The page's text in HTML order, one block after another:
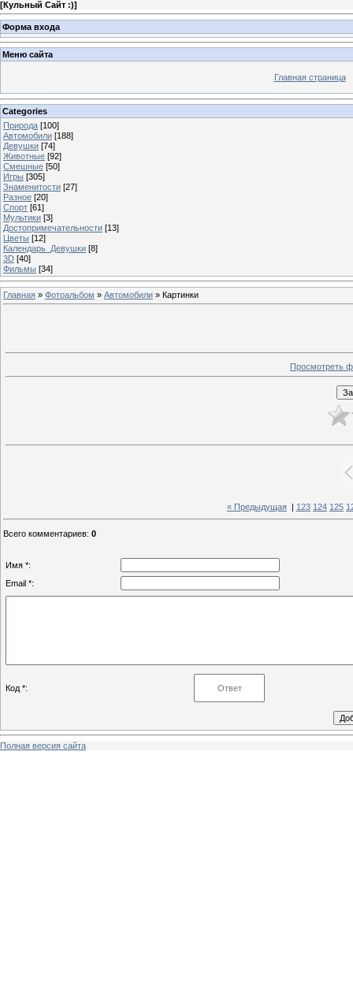
[Кульный Сайт :)]
Форма входа
Меню сайта
Главная страница
Categories
Природа [100]
Автомобили [188]
Девушки [74]
Животные [92]
Смешные [50]
Игры [305]
Знаменитости [27]
Разное [20]
Спорт [61]
Мультики [3]
Достопримечательности [13]
Цветы [12]
Календарь_Девушки [8]
3D [40]
Фильмы [34]
Главная » Фотоальбом » Автомобили » Картинки
Просмотреть
« Предыдущая 123 124 125
Всего комментариев: 0
Имя *:
Email *:
Код *:
Полная версия сайта